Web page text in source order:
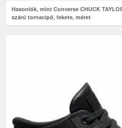
Hasonlók, mint Converse CHUCK
szárú tornacipő, fekete, méret